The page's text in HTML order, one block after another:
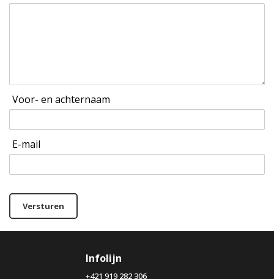
Voor- en achternaam
E-mail
Versturen
Infolijn
+421 919 282 306